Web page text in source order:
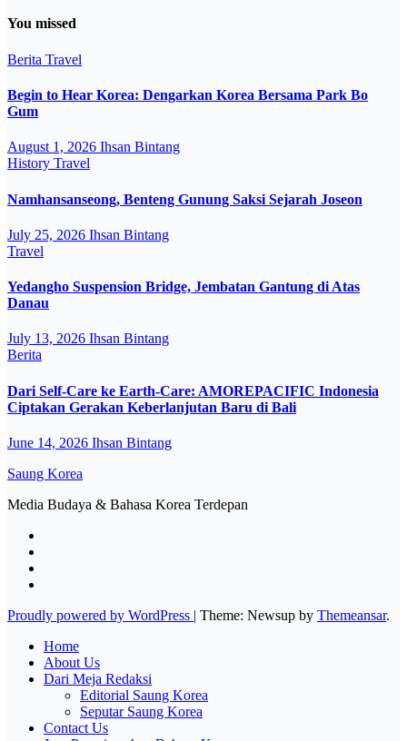
You missed
Berita Travel
Begin to Hear Korea: Dengarkan Korea Bersama Park Bo
Gum
August 1, 2026 Ihsan Bintang
History Travel
Namhansanseong, Benteng Gunung Saksi Sejarah Joseon
July 25, 2026 Ihsan Bintang
Travel
Yedangho Suspension Bridge, Jembatan Gantung di Atas
Danau
July 13, 2026 Ihsan Bintang
Berita
Dari Self-Care ke Earth-Care: AMOREPACIFIC Indonesia
Ciptakan Gerakan Keberlanjutan Baru di Bali
June 14, 2026 Ihsan Bintang
Saung Korea
Media Budaya & Bahasa Korea Terdepan
Proudly powered by WordPress | Theme: Newsup by Themeansar.
Home
About Us
Dari Meja Redaksi
Editorial Saung Korea
Seputar Saung Korea
Contact Us